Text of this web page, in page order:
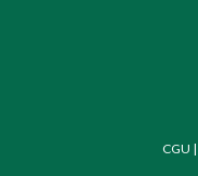
CGU |